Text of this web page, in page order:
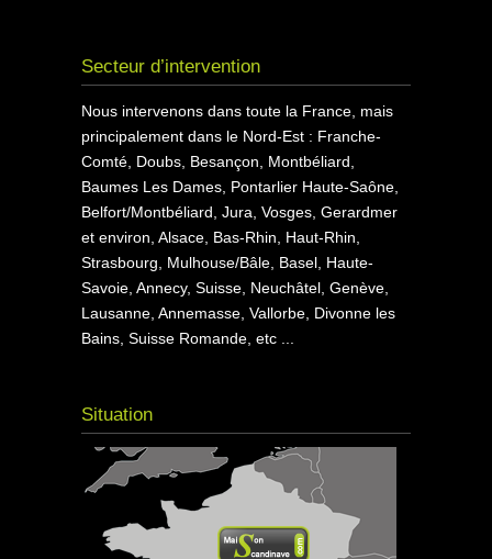
Secteur d’intervention
Nous intervenons dans toute la France, mais
principalement dans le Nord-Est : Franche-
Comté, Doubs, Besançon, Montbéliard,
Baumes Les Dames, Pontarlier Haute-Saône,
Belfort/Montbéliard, Jura, Vosges, Gerardmer
et environ, Alsace, Bas-Rhin, Haut-Rhin,
Strasbourg, Mulhouse/Bâle, Basel, Haute-
Savoie, Annecy, Suisse, Neuchâtel, Genève,
Lausanne, Annemasse, Vallorbe, Divonne les
Bains, Suisse Romande, etc ...
Situation